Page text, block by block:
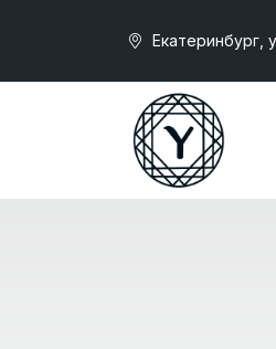
Екатеринбург,